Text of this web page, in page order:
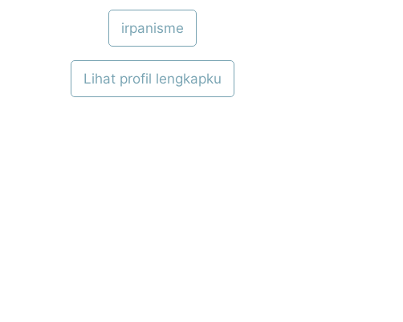
irpanisme
Lihat profil lengkapku